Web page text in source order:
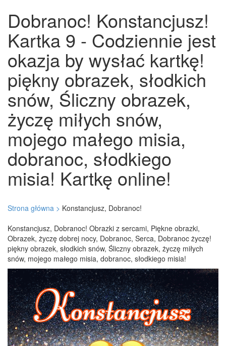
Dobranoc! Konstancjusz!
Kartka 9 - Codziennie jest
okazja by wysłać kartkę!
piękny obrazek, słodkich
snów, Śliczny obrazek,
życzę miłych snów,
mojego małego misia,
dobranoc, słodkiego
misia! Kartkę online!
Strona główna > Konstancjusz, Dobranoc!
Konstancjusz, Dobranoc! Obrazki z sercami, Piękne obrazki,
Obrazek, życzę dobrej nocy, Dobranoc, Serca, Dobranoc życzę!
piękny obrazek, słodkich snów, Śliczny obrazek, życzę miłych
snów, mojego małego misia, dobranoc, słodkiego misia!